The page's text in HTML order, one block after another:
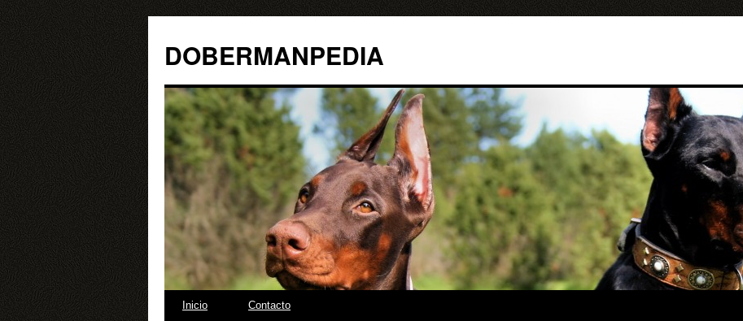
Libro: "20 trucosincreíblespara hacer con tu perro" ¿Qué esperas? ¡Descárgalo GRATIS!
DOBERMANPEDIA
SaltarInicio Contacto